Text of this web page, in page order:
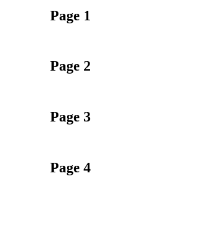
Page 1
Page 2
Page 3
Page 4